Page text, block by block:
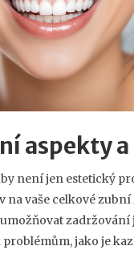
aspekty a
není jen estetický
na vaše celkové
zadržování
problémům, jako je